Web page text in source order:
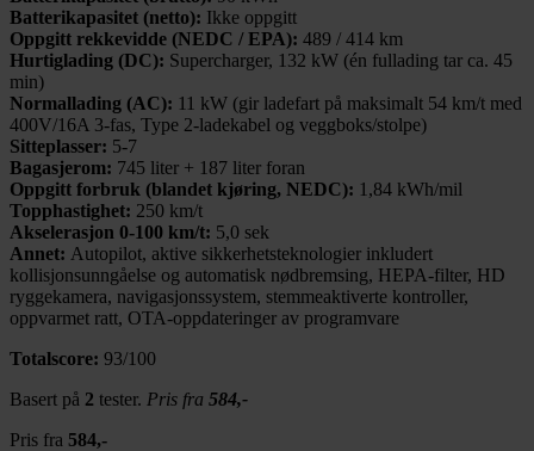
Batterikapasitet (netto): Ikke oppgitt
Oppgitt rekkevidde (NEDC / EPA): 489 / 414 km
Hurtiglading (DC): Supercharger, 132 kW (én fullading tar ca. 45
min)
Normallading (AC): 11 kW (gir ladefart på maksimalt 54 km/t med
400V/16A 3-fas, Type 2-ladekabel og veggboks/stolpe)
Sitteplasser: 5-7
Bagasjerom: 745 liter + 187 liter foran
Oppgitt forbruk (blandet kjøring, NEDC): 1,84 kWh/mil
Topphastighet: 250 km/t
Akselerasjon 0-100 km/t: 5,0 sek
Annet: Autopilot, aktive sikkerhetsteknologier inkludert
kollisjonsunngåelse og automatisk nødbremsing, HEPA-filter, HD
ryggekamera, navigasjonssystem, stemmeaktiverte kontroller,
oppvarmet ratt, OTA-oppdateringer av programvare
Totalscore: 93/100
Basert på 2 tester. Pris fra 584,-
Pris fra 584,-